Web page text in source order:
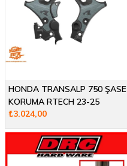
HONDA TRANSALP 750 ŞASE
KORUMA RTECH 23-25
₺3.024,00